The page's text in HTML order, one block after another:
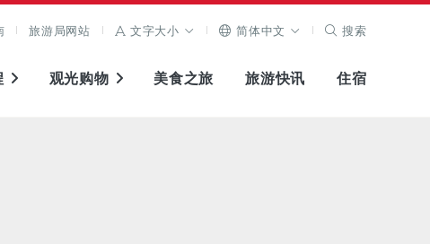
旅游局网站 文字大小 简体中文 搜索
观光购物 美食之旅 旅游快讯 住宿